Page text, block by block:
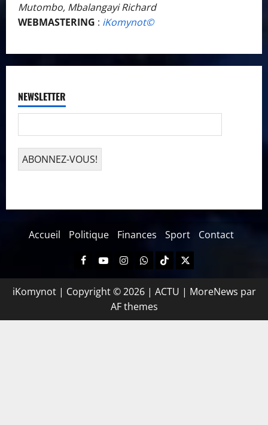
Mutombo, Mbalangayi Richard
WEBMASTERING : iKomynot©️
NEWSLETTER
Accueil Politique Finances Sport Contact
iKomynot | Copyright © 2026 | ACTU | MoreNews par
AF themes